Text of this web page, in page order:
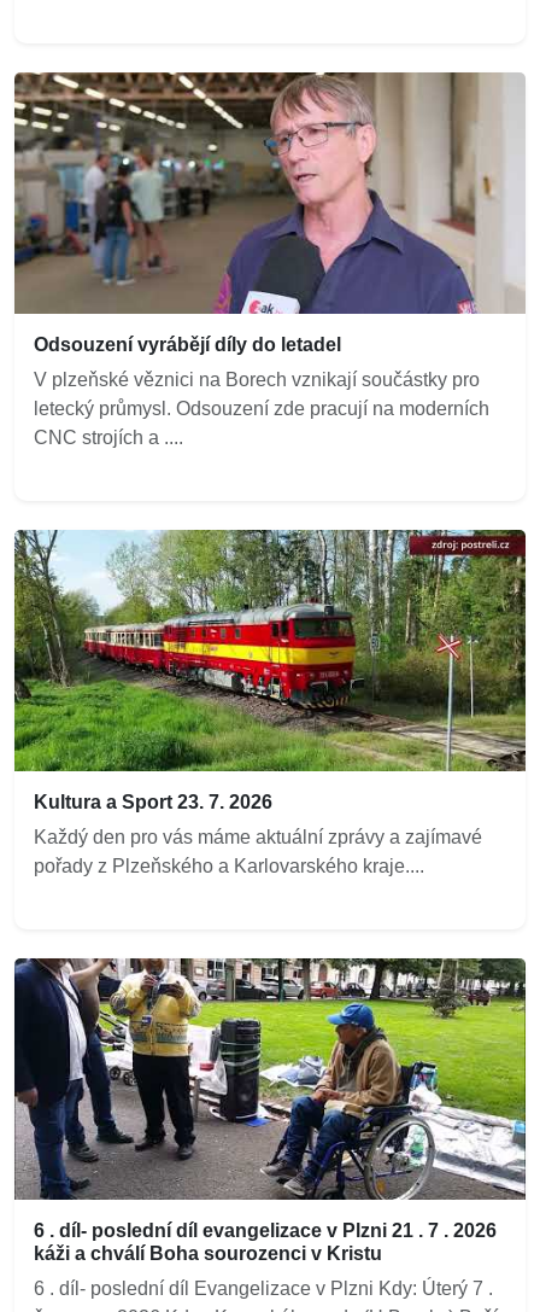
Odsouzení vyrábějí díly do letadel
V plzeňské věznici na Borech vznikají součástky pro
letecký průmysl. Odsouzení zde pracují na moderních
CNC strojích a ....
Kultura a Sport 23. 7. 2026
Každý den pro vás máme aktuální zprávy a zajímavé
pořady z Plzeňského a Karlovarského kraje....
6 . díl- poslední díl evangelizace v Plzni 21 . 7 . 2026
káži a chválí Boha sourozenci v Kristu
6 . díl- poslední díl Evangelizace v Plzni Kdy: Úterý 7 .